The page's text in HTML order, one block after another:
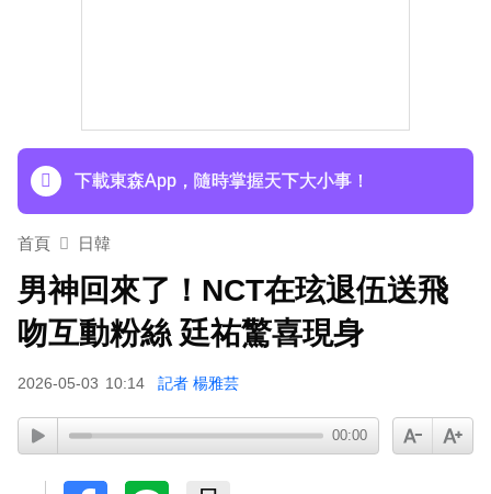
下載東森App，隨時掌握天下大小事！
首頁 日韓
男神回來了！NCT在玹退伍送飛
吻互動粉絲 廷祐驚喜現身
2026-05-03 10:14 記者 楊雅芸
00:00